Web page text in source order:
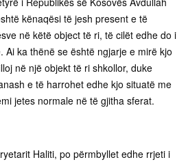
kënaqësi të jesh present e të
në këtë object të ri, të cilët edhe do i
Ai ka thënë se është ngjarje e mirë kjo
në një objekt të ri shkollor, duke
e të harrohet edhe kjo situatë me
jetes normale në të gjitha sferat.
Haliti, po përmbyllet edhe rrjeti i